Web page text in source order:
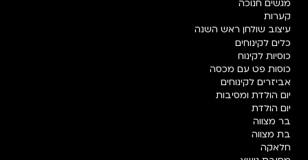
מגשים חנוכה
קערות
עיצוב שולחן ראש השנה
כלים לקינוחים
כוסיות לקינוח
כוסות פט עם מכסה
אביזרים לקינוחים
יום הולדת ומסיבות
יום הולדת
בר מצווה
בת מצווה
חלאקה